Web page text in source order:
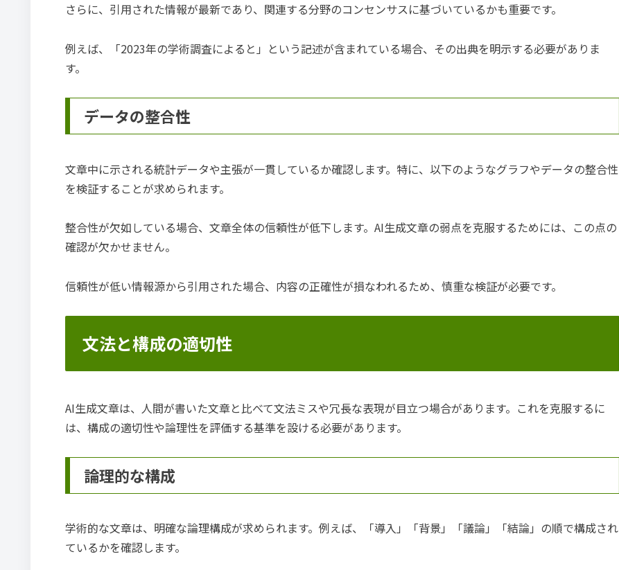
さらに、引用された情報が最新であり、関連する分野のコンセンサスに基づいているかも重要です。
例えば、「2023年の学術調査によると」という記述が含まれている場合、その出典を明示する必要がありま
す。
データの整合性
文章中に示される統計データや主張が一貫しているか確認します。特に、以下のようなグラフやデータの整合性
を検証することが求められます。
整合性が欠如している場合、文章全体の信頼性が低下します。AI生成文章の弱点を克服するためには、この点の
確認が欠かせません。
信頼性が低い情報源から引用された場合、内容の正確性が損なわれるため、慎重な検証が必要です。
文法と構成の適切性
AI生成文章は、人間が書いた文章と比べて文法ミスや冗長な表現が目立つ場合があります。これを克服するに
は、構成の適切性や論理性を評価する基準を設ける必要があります。
論理的な構成
学術的な文章は、明確な論理構成が求められます。例えば、「導入」「背景」「議論」「結論」の順で構成され
ているかを確認します。